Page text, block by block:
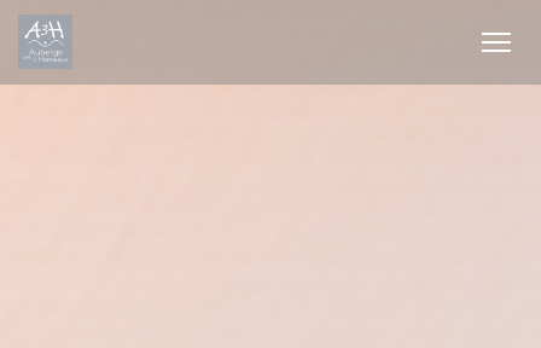
Personnalisation de vos choix en matière de cookies